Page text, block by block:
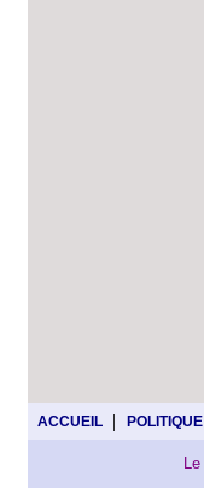
ACCUEIL | POLITIQUE
Le